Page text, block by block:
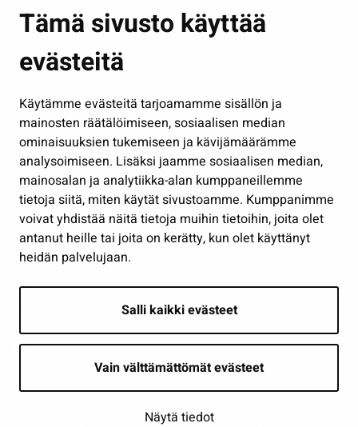
Tämä sivusto käyttää
evästeitä
Käytämme evästeitä tarjoamamme sisällön ja
mainosten räätälöimiseen, sosiaalisen median
ominaisuuksien tukemiseen ja kävijämäärämme
analysoimiseen. Lisäksi jaamme sosiaalisen median,
mainosalan ja analytiikka-alan kumppaneillemme
tietoja siitä, miten käytät sivustoamme. Kumppanimme
voivat yhdistää näitä tietoja muihin tietoihin, joita olet
antanut heille tai joita on kerätty, kun olet käyttänyt
heidän palvelujaan.
Salli kaikki evästeet
Vain välttämättömät evästeet
Näytä tiedot
Kasvatus ja opetus
Kulttuuri ja liikunta
Työ ja yrittäminen
Osallistu ja asioi
Näytä omat evästeasetukseni
Seuraa meitä